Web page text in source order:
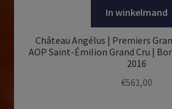
In winkelmand
Château Angélus | Premiers
AOP Saint-Émilion Grand Cru |
2016
€561,00